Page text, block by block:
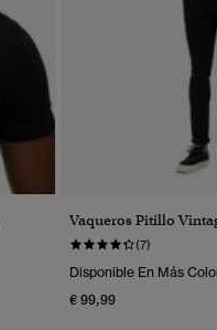
Vaqueros Pitillo
(7)
Disponible En Más
€ 99,99